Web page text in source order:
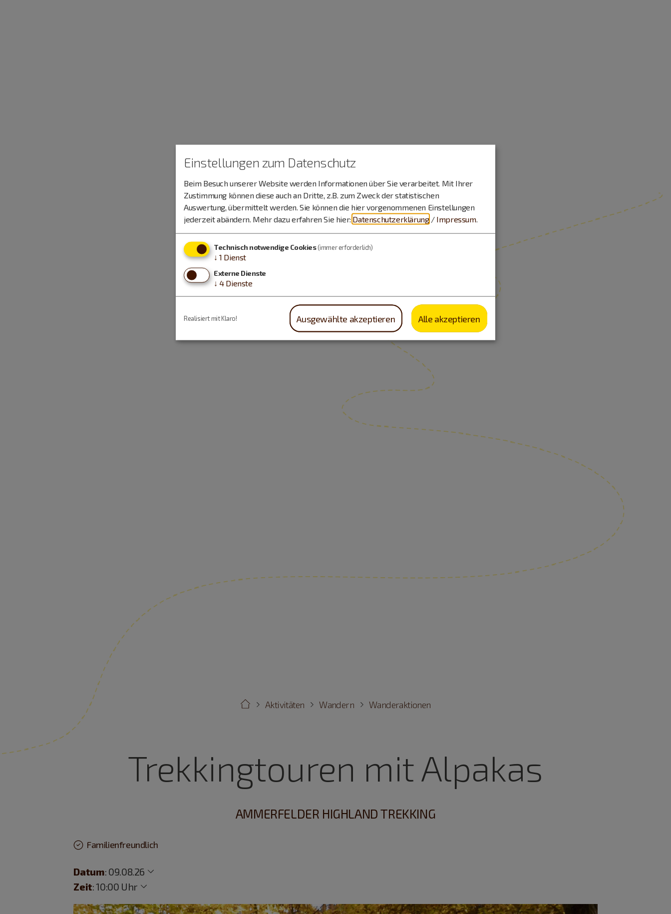
Wanderaktionen
Wandern
Aktivitäten
Trekkingtouren mit Alpakas
AMMERFELDER HIGHLAND TREKKING
Familienfreundlich
Datum: 09.08.26
Zeit:10:00 Uhr
Einstellungen zum Datenschutz
Beim Besuch unserer Website werden Informationen über Sie verarbeitet. Mit Ihrer
Zustimmung können diese auch an Dritte, z.B. zum Zweck der statistischen
Auswertung, übermittelt werden. Sie können die hier vorgenommenen Einstellungen
jederzeit abändern. Mehr dazu erfahren Sie hier: Datenschutzerklärung / Impressum.
Technisch notwendige Cookies(immer erforderlich)
↓ 1 Dienst
Externe Dienste
↓ 4 Dienste
Ausgewählte akzeptieren Alle akzeptieren
Realisiert mit Klaro!